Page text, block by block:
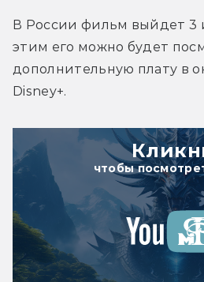
В России фильм выйдет 3
этим его можно будет
дополнительную плату в
Disney+.
чтобы